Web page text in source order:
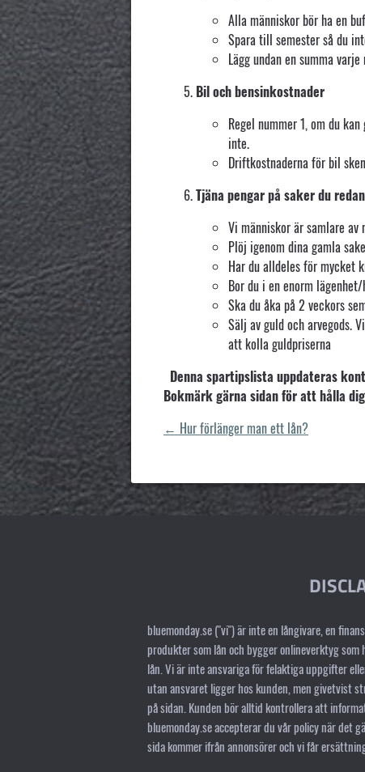
Alla människor bör ha en
Spara till semester så du
Lägg undan en summa
Bil och bensinkostnader
Regel nummer 1, om du
inte.
Driftkostnaderna för bil
Tjäna pengar på saker du
Vi människor är samlare
Plöj igenom dina gamla
Har du alldeles för mycket
Bor du i en enorm
Ska du åka på 2 veckors
Sälj av guld och arvegods.
att kolla guldpriserna
Denna spartipslista uppdateras
Bokmärk gärna sidan för att hålla
← Hur förlänger man ett lån?
bluemonday.se ("vi") är inte en långivare, en
produkter som lån och bygger onlineverktyg
lån. Vi är inte ansvariga för felaktiga uppgifter
utan ansvaret ligger hos kunden, men givetvist
på sidan. Kunden bör alltid kontrollera att
bluemonday.se accepterar du vår policy när det
sida kommer ifrån annonsörer och vi får